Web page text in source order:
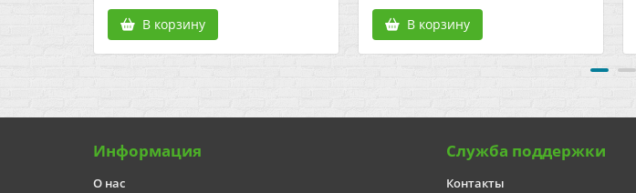
В корзину В корзину
Информация
О нас
Служба поддержки
Контакты